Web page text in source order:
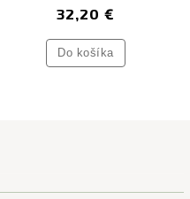
32,20 €
Do košíka